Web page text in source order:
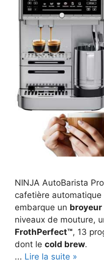
NINJA AutoBarista
cafetière
embarque un broyeur
niveaux de mouture,
FrothPerfect™, 13
dont le cold brew.
... Lire la suite »